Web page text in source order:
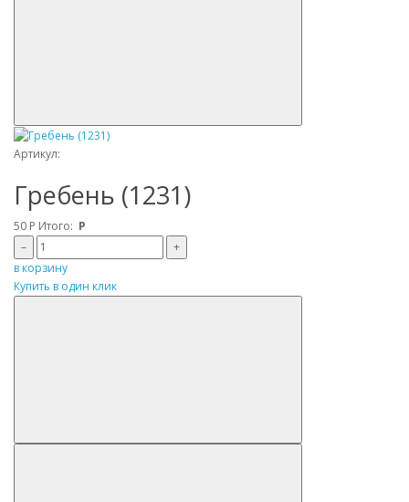
Артикул:
Гребень (1231)
50 Р Итого: Р
–
+
в корзину
Купить в один клик